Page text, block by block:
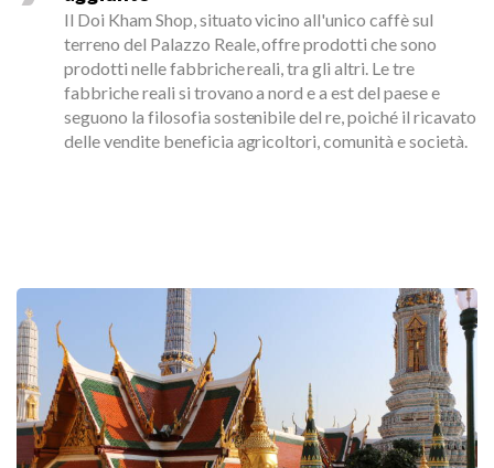
Il Doi Kham Shop, situato vicino all'unico caffè sul
terreno del Palazzo Reale, offre prodotti che sono
prodotti nelle fabbriche reali, tra gli altri. Le tre
fabbriche reali si trovano a nord e a est del paese e
seguono la filosofia sostenibile del re, poiché il ricavato
delle vendite beneficia agricoltori, comunità e società.